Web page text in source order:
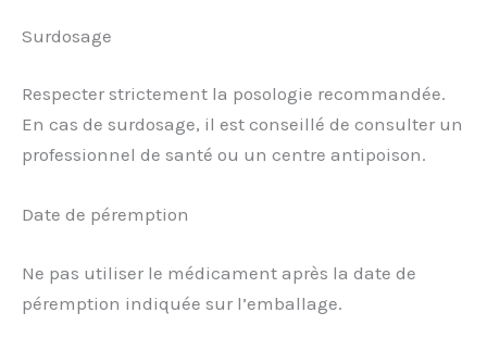
Surdosage
Respecter strictement la posologie recommandée.
En cas de surdosage, il est conseillé de consulter un
professionnel de santé ou un centre antipoison.
Date de péremption
Ne pas utiliser le médicament après la date de
péremption indiquée sur l’emballage.